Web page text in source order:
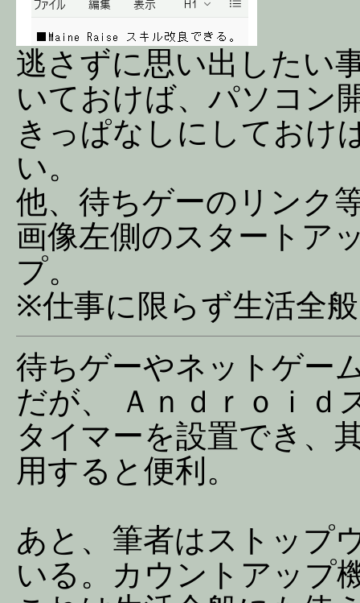
逃さずに思い出したい
いておけば、パソコン
きっぱなしにしておけ
い。
他、待ちゲーのリンク
画像左側のスタートア
プ。
※仕事に限らず生活全
待ちゲーやネットゲー
だが、 Ａｎｄｒｏｉｄ
タイマーを設置でき、
用すると便利。
あと、筆者はストップ
いる。カウントアップ